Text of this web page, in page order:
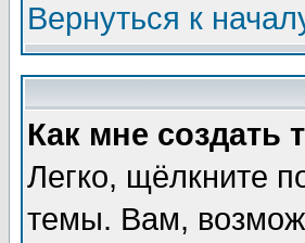
Вернуться к
Как мне создать
Легко, щёлкните
темы. Вам,